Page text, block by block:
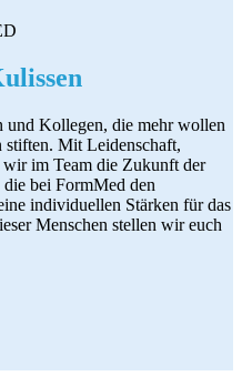
Kollegen, die mehr wollen
Mit Leidenschaft,
wir im Team die Zukunft der
bei FormMed den
individuellen Stärken für das
Menschen stellen wir euch